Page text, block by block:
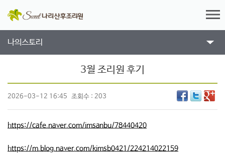
나의스토리
3월 조리원 후기
2026-03-12 16:45 조회수 : 203
https://cafe.naver.com/imsanbu/78440420
https://m.blog.naver.com/kimsb0421/224214022159